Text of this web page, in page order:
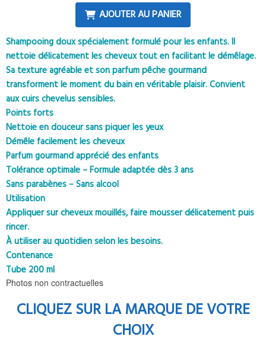
AJOUTER AU PANIER
Shampooing doux spécialement formulé pour les enfants. Il
nettoie délicatement les cheveux tout en facilitant le démêlage.
Sa texture agréable et son parfum pêche gourmand
transforment le moment du bain en véritable plaisir. Convient
aux cuirs chevelus sensibles.
Points forts
Nettoie en douceur sans piquer les yeux
Démêle facilement les cheveux
Parfum gourmand apprécié des enfants
Tolérance optimale – Formule adaptée dès 3 ans
Sans parabènes – Sans alcool
Utilisation
Appliquer sur cheveux mouillés, faire mousser délicatement puis
rincer.
À utiliser au quotidien selon les besoins.
Contenance
Tube 200 ml
Photos non contractuelles
CLIQUEZ SUR LA MARQUE DE VOTRE
CHOIX